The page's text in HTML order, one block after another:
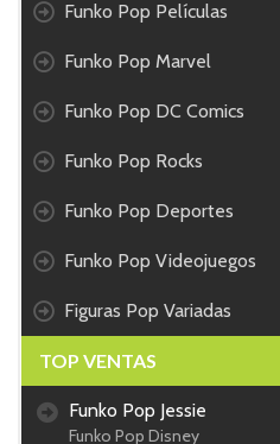
Funko Pop Películas
Funko Pop Marvel
Funko Pop DC Comics
Funko Pop Rocks
Funko Pop Deportes
Funko Pop Videojuegos
Figuras Pop Variadas
TOP VENTAS
Funko Pop Jessie
Funko Pop Disney